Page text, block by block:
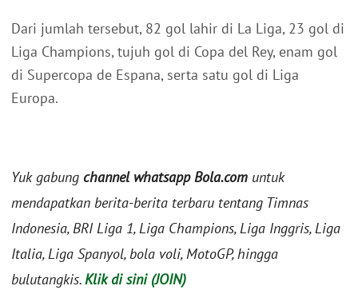
Dari jumlah tersebut, 82 gol lahir di La Liga, 23 gol di
Liga Champions, tujuh gol di Copa del Rey, enam gol
di Supercopa de Espana, serta satu gol di Liga
Europa.
Yuk gabung channel whatsapp Bola.com untuk
mendapatkan berita-berita terbaru tentang Timnas
Indonesia, BRI Liga 1, Liga Champions, Liga Inggris, Liga
Italia, Liga Spanyol, bola voli, MotoGP, hingga
bulutangkis.Klik di sini (JOIN)